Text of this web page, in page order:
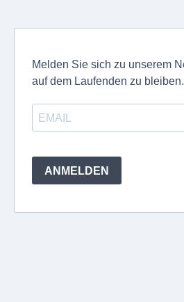
Melden Sie sich zu unserem
auf dem Laufenden zu bleiben.
ANMELDEN